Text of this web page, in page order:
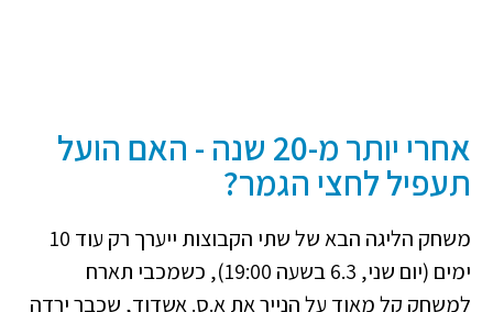
אחרי יותר מ-20 שנה - האם הועל
תעפיל לחצי הגמר?
משחק הליגה הבא של שתי הקבוצות ייערך רק עוד 10
ימים (יום שני, 6.3 בשעה 19:00), כשמכבי תארח
למשחק קל מאוד על הנייר את א.ס. אשדוד, שכבר ירדה